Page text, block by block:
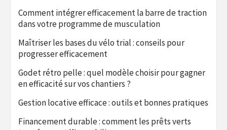
Comment intégrer efficacement la barre de traction
dans votre programme de musculation
Maîtriser les bases du vélo trial : conseils pour
progresser efficacement
Godet rétro pelle : quel modèle choisir pour gagner
en efficacité sur vos chantiers ?
Gestion locative efficace : outils et bonnes pratiques
Financement durable : comment les prêts verts